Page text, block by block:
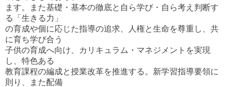
ます。また基礎・基本の徹底と自ら学び・自ら考え判断す
る「生きる力」
の育成や個に応じた指導の追求、人権と生命を尊重し、共
に育ち学び合う
子供の育成へ向け、カリキュラム・マネジメントを実現
し、特色ある
教育課程の編成と授業改革を推進する。新学習指導要領に
則り、また配備